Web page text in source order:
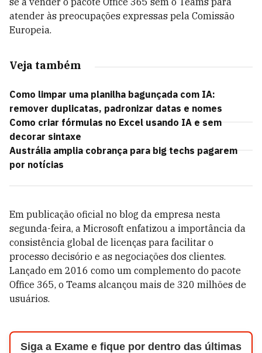
atender às preocupações expressas pela Comissão
Europeia.
Veja também
Como limpar uma planilha bagunçada com IA:
remover duplicatas, padronizar datas e nomes
Como criar fórmulas no Excel usando IA e sem
decorar sintaxe
Austrália amplia cobrança para big techs pagarem
por notícias
Em publicação oficial no blog da empresa nesta
segunda-feira, a Microsoft enfatizou a importância da
consistência global de licenças para facilitar o
processo decisório e as negociações dos clientes.
Lançado em 2016 como um complemento do pacote
Office 365, o Teams alcançou mais de 320 milhões de
usuários.
Siga a Exame e fique por dentro das últimas